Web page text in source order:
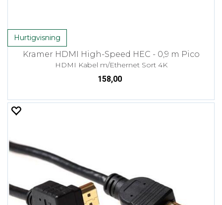
Hurtigvisning
Kramer HDMI High-Speed HEC - 0,9 m Pico
HDMI Kabel m/Ethernet Sort 4K
158,00